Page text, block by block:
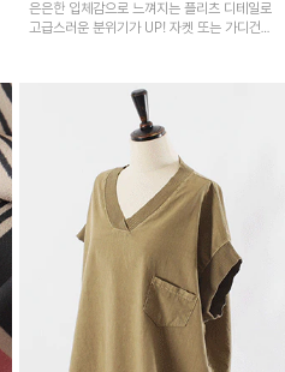
은은한 입체감으로 느껴지는 플리츠 디테일로
고급스러운 분위기가 UP! 자켓 또는 가디건과